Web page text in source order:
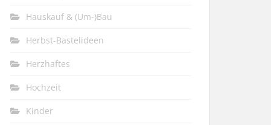
Hauskauf & (Um-)Bau
Herbst-Bastelideen
Herzhaftes
Hochzeit
Kinder